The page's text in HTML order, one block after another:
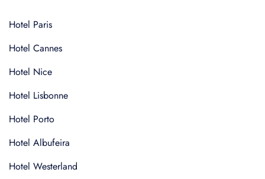
Hotel Paris
Hotel Cannes
Hotel Nice
Hotel Lisbonne
Hotel Porto
Hotel Albufeira
Hotel Westerland